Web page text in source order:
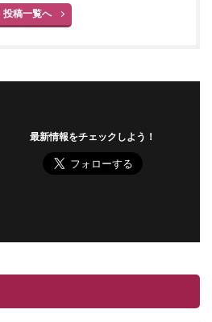
投稿一覧へ
最新情報をチェックしよう！